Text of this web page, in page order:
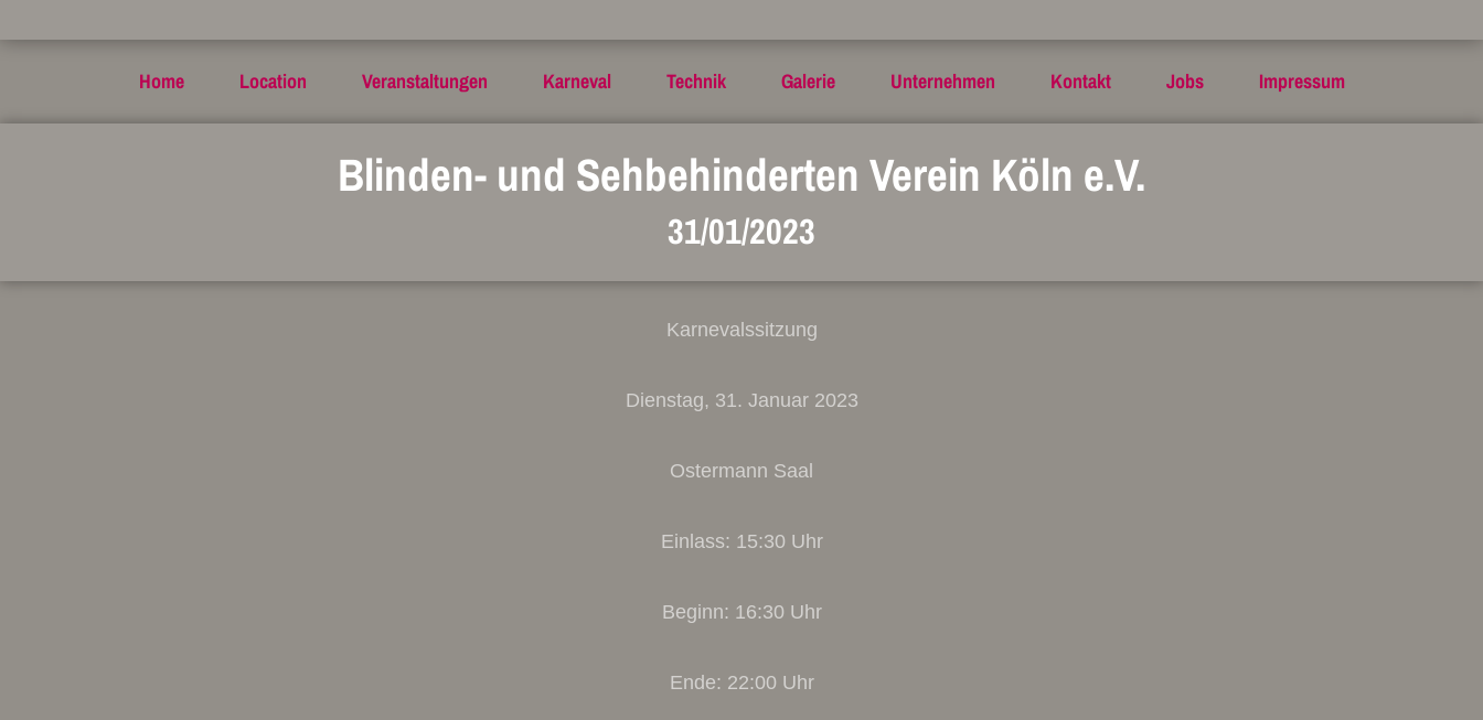
Home Location Veranstaltungen Karneval Technik Galerie Unternehmen Kontakt Jobs Impressum
Blinden- und Sehbehinderten Verein Köln e.V.
31/01/2023
Karnevalssitzung
Dienstag, 31. Januar 2023
Ostermann Saal
Einlass: 15:30 Uhr
Beginn: 16:30 Uhr
Ende: 22:00 Uhr